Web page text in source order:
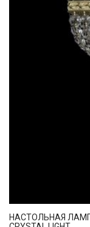
НАСТОЛЬНАЯ